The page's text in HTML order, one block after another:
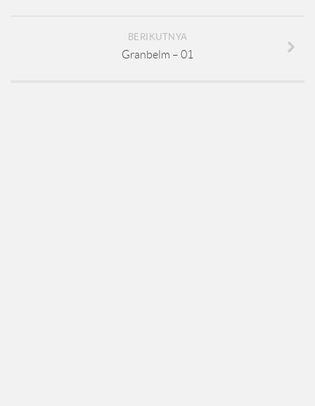
BERIKUTNYA
Granbelm – 01